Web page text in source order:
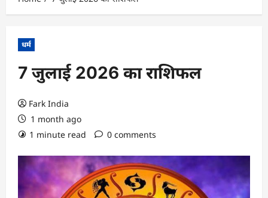
धर्म
7 जुलाई 2026 का राशिफल
Fark India
1 month ago
1 minute read
0 comments